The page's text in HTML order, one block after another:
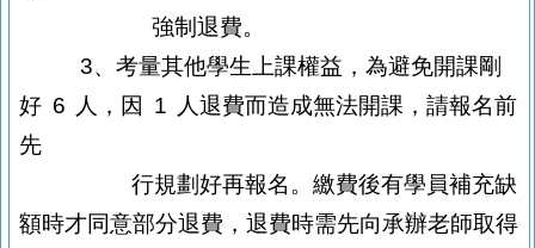
強制退費。
3、考量其他學生上課權益，為避免開課剛
好 6 人，因 1 人退費而造成無法開課，請報名前
先
行規劃好再報名。繳費後有學員補充缺
額時才同意部分退費，退費時需先向承辦老師取得